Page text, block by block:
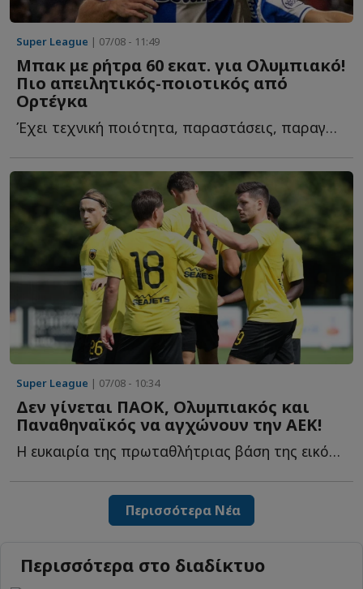
Super League | 07/08 - 11:49
Μπακ με ρήτρα 60 εκατ. για Ολυμπιακό!
Πιο απειλητικός-ποιοτικός από
Ορτέγκα
Έχει τεχνική ποιότητα, παραστάσεις, παραγωγή σε γκολ κ...
Super League | 07/08 - 10:34
Δεν γίνεται ΠΑΟΚ, Ολυμπιακός και
Παναθηναϊκός να αγχώνουν την ΑΕΚ!
Η ευκαιρία της πρωταθλήτριας βάση της εικόνας των αντιπάλων τ...
Περισσότερα Νέα
Περισσότερα στο διαδίκτυο